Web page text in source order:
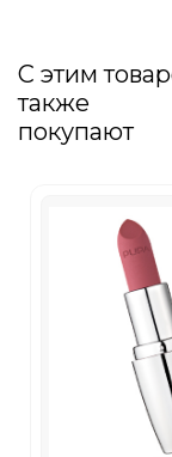
С этим
также
покупают